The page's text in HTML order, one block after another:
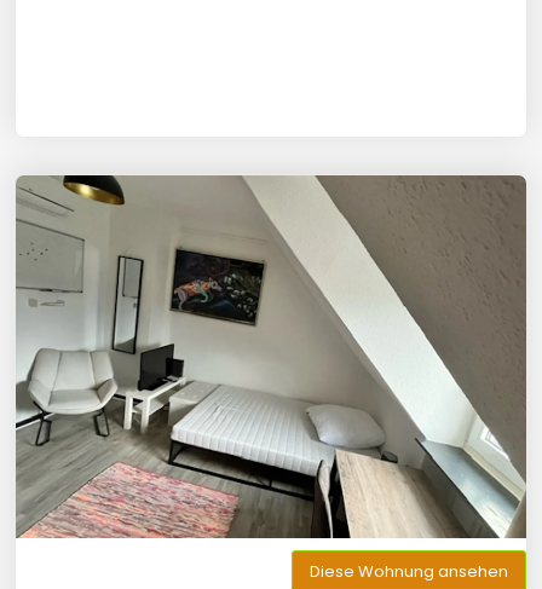
Diese Wohnung ansehen